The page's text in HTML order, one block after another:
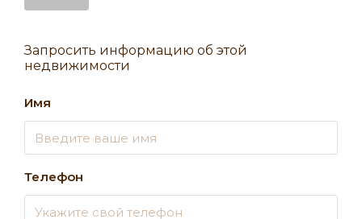
Запросить информацию об этой
недвижимости
Имя
Телефон